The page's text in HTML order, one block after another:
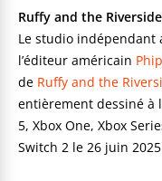
Ruffy and the
Le studio indépendant
l’éditeur américain
de Ruffy and the
entièrement dessiné à
5, Xbox One, Xbox
Switch 2 le 26 juin